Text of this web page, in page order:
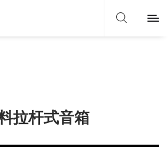
拉杆式音箱